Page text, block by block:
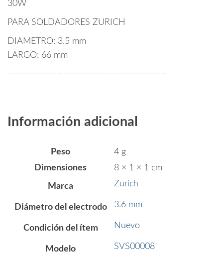
30W
PARA SOLDADORES ZURICH
DIAMETRO: 3.5 mm
LARGO: 66 mm
———————————————————————
Información adicional
Peso
4 g
Dimensiones
8 × 1 × 1 cm
Marca Zurich
Diámetro del electrodo 3.6 mm
Condición del ítem Nuevo
Modelo SVS00008